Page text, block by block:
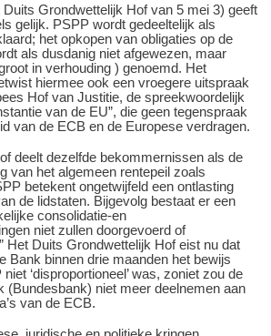
Grondwettelijk Hof van 5 mei 3) geeft
gelijk. PSPP wordt gedeeltelijk als
het opkopen van obligaties op de
als dusdanig niet afgewezen, maar
in verhouding ) genoemd. Het
hiermee ook een vroegere uitspraak
Hof van Justitie, de spreekwoordelijk
van de EU”, die geen tegenspraak
van de ECB en de Europese verdragen.
deelt dezelfde bekommernissen als de
van het algemeen rentepeil zoals
betekent ongetwijfeld een ontlasting
de lidstaten. Bijgevolg bestaat er een
consolidatie-en
niet zullen doorgevoerd of
Het Duits Grondwettelijk Hof eist nu dat
Bank binnen drie maanden het bewijs
‘disproportioneel’ was, zoniet zou de
(Bundesbank) niet meer deelnemen aan
van de ECB.